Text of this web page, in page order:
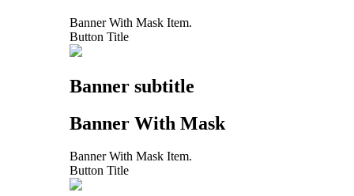
Banner With Mask Item.
Button Title
Banner subtitle
Banner With Mask
Banner With Mask Item.
Button Title